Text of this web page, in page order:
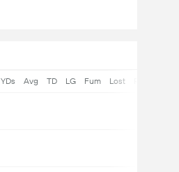
YDs Avg TD LG Fum Lost